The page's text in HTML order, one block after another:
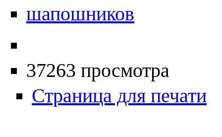
шапошников
37263 просмотра
Страница для печати